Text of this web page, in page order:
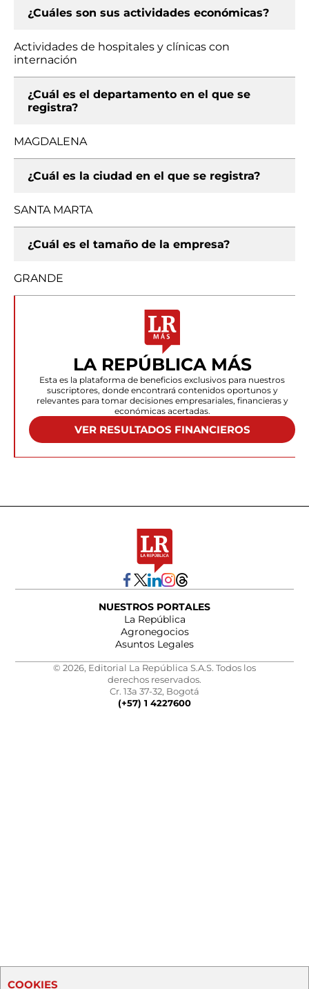
¿Cuáles son sus actividades económicas?
Actividades de hospitales y clínicas con
internación
¿Cuál es el departamento en el que se
registra?
MAGDALENA
¿Cuál es la ciudad en el que se registra?
SANTA MARTA
¿Cuál es el tamaño de la empresa?
GRANDE
LA REPÚBLICA MÁS
Esta es la plataforma de beneficios exclusivos para nuestros
suscriptores, donde encontrará contenidos oportunos y
relevantes para tomar decisiones empresariales, financieras y
económicas acertadas.
VER RESULTADOS FINANCIEROS
NUESTROS PORTALES
La República
Agronegocios
Asuntos Legales
© 2026, Editorial La República S.A.S. Todos los
derechos reservados.
Cr. 13a 37-32, Bogotá
(+57) 1 4227600
COOKIES